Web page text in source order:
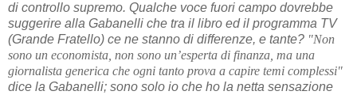
di controllo supremo. Qualche voce fuori campo dovrebbe
suggerire alla Gabanelli che tra il libro ed il programma TV
(Grande Fratello) ce ne stanno di differenze, e tante? "Non
sono un economista, non sono un’esperta di finanza, ma una
giornalista generica che ogni tanto prova a capire temi complessi"
dice la Gabanelli; sono solo io che ho la netta sensazione